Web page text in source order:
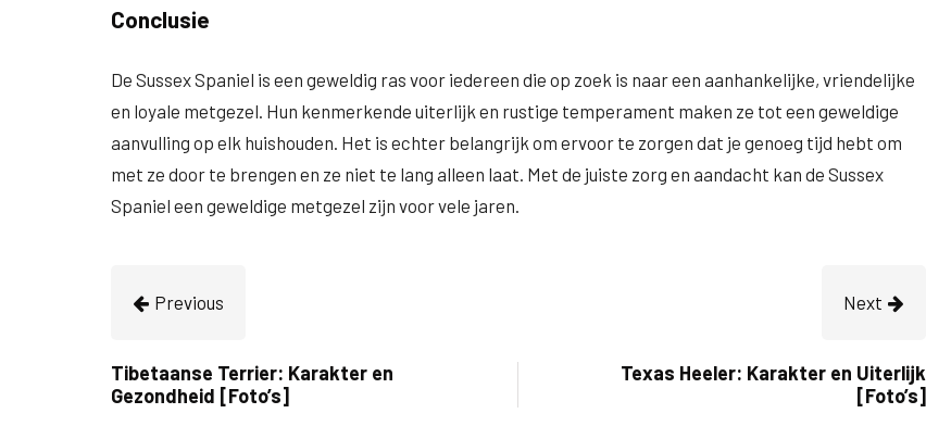
Conclusie
De Sussex Spaniel is een geweldig ras voor iedereen die op zoek is naar een aanhankelijke, vriendelijke
en loyale metgezel. Hun kenmerkende uiterlijk en rustige temperament maken ze tot een geweldige
aanvulling op elk huishouden. Het is echter belangrijk om ervoor te zorgen dat je genoeg tijd hebt om
met ze door te brengen en ze niet te lang alleen laat. Met de juiste zorg en aandacht kan de Sussex
Spaniel een geweldige metgezel zijn voor vele jaren.
Previous
Tibetaanse Terrier: Karakter en
Gezondheid [Foto’s]
Next
Texas Heeler: Karakter en Uiterlijk
[Foto’s]